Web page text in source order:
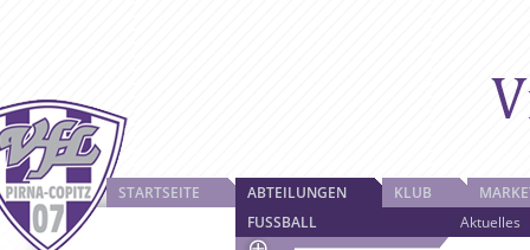
STARTSEITE
ABTEILUNGEN
FUSSBALL
Aktuelles
KLUB